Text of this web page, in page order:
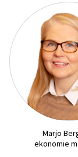
Marjo
ekonomie